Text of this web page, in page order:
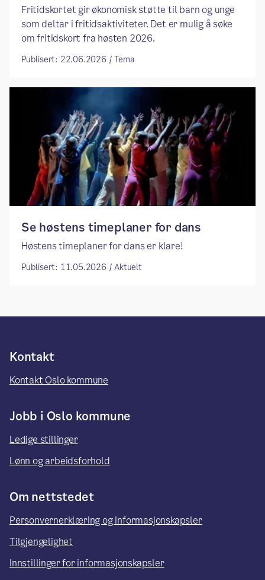
Fritidskortet gir økonomisk støtte til barn og unge
som deltar i fritidsaktiviteter. Det er mulig å søke
om fritidskort fra høsten 2026.
Publisert: 22.06.2026 / Tema
Se høstens timeplaner for dans
Høstens timeplaner for dans er klare!
Publisert: 11.05.2026 / Aktuelt
Kontakt
Kontakt Oslo kommune
Jobb i Oslo kommune
Ledige stillinger
Lønn og arbeidsforhold
Om nettstedet
Personvernerklæring og informasjonskapsler
Tilgjengelighet
Innstillinger for informasjonskapsler